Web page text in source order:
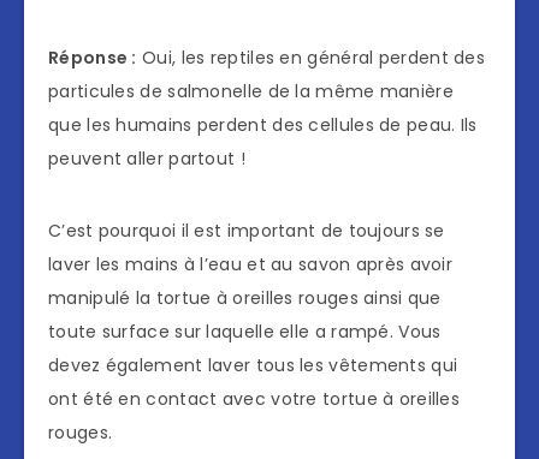
Réponse : Oui, les reptiles en général perdent des
particules de salmonelle de la même manière
que les humains perdent des cellules de peau. Ils
peuvent aller partout !
C’est pourquoi il est important de toujours se
laver les mains à l’eau et au savon après avoir
manipulé la tortue à oreilles rouges ainsi que
toute surface sur laquelle elle a rampé. Vous
devez également laver tous les vêtements qui
ont été en contact avec votre tortue à oreilles
rouges.